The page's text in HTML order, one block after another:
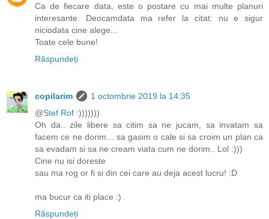
Ca de fiecare data, este o postare cu mai multe planuri
interesante. Deocamdata ma refer la citat: nu e sigur
niciodata cine alege...
Toate cele bune!
Răspundeți
copilarim
1 octombrie 2019 la 14:35
@Stef Rof :)))))))
Oh da.. zile libere sa citim sa ne jucam, sa invatam sa
facem ce ne dorim... sa gasim o cale si sa croim un plan ca
sa evadam si sa ne cream viata cum ne dorim.. Lol :)))
Cine nu isi doreste
sau ma rog or fi si din cei care au deja acest lucru! :D
ma bucur ca iti place :)
Răspundeți